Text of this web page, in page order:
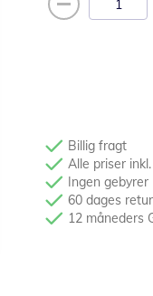
Billig fragt
Alle priser
Ingen gebyrer
60 dages
12 måneders